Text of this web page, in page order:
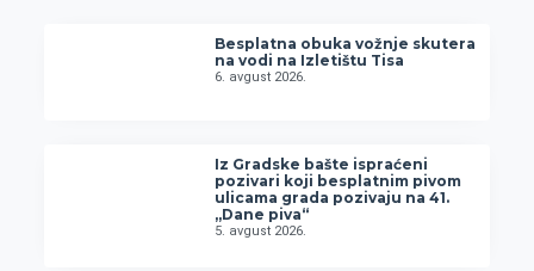
Besplatna obuka vožnje skutera
na vodi na Izletištu Tisa
6. avgust 2026.
Iz Gradske bašte ispraćeni
pozivari koji besplatnim pivom
ulicama grada pozivaju na 41.
„Dane piva“
5. avgust 2026.